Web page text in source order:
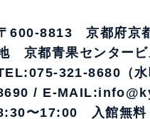
600-8813 京都府京
京都青果センタービ
321-8680（
/ E-
〜17:00 入館無料